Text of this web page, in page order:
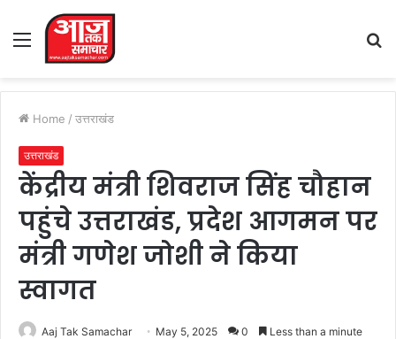
Menu
Home / उत्तराखंड
उत्तराखंड
केंद्रीय मंत्री शिवराज सिंह चौहान
पहुंचे उत्तराखंड, प्रदेश आगमन पर
मंत्री गणेश जोशी ने किया
स्वागत
Aaj Tak Samachar May 5, 2025 0 Less than a minute